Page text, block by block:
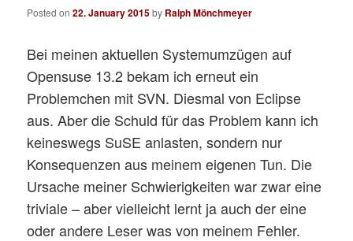
Posted on22. January 2015by Ralph Mönchmeyer
Bei meinen aktuellen Systemumzügen auf
Opensuse 13.2 bekam ich erneut ein
Problemchen mit SVN. Diesmal von Eclipse
aus. Aber die Schuld für das Problem kann ich
keineswegs SuSE anlasten, sondern nur
Konsequenzen aus meinem eigenen Tun. Die
Ursache meiner Schwierigkeiten war zwar eine
triviale – aber vielleicht lernt ja auch der eine
oder andere Leser was von meinem Fehler.